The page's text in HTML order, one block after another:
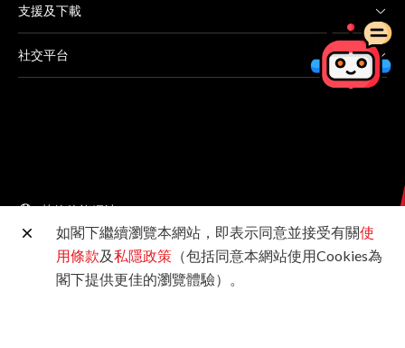
支援及下載
社交平台
其他佳能網站
©2026佳能香港有限公司 版權所有
如閣下繼續瀏覽本網站，即表示同意並接受有關使
用條款及私隱政策 （包括同意本網站使用Cookies為
閣下提供更佳的瀏覽體驗）。